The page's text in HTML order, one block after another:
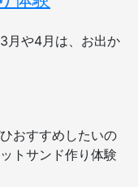
月や4月は、お出か
おすすめしたいの
トサンド作り体験